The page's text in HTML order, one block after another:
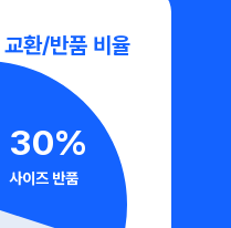
교환/반품 비율
30%
사이즈 반품